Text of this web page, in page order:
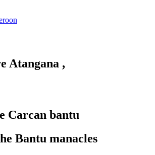
Atangana ,
Carcan bantu
Bantu manacles